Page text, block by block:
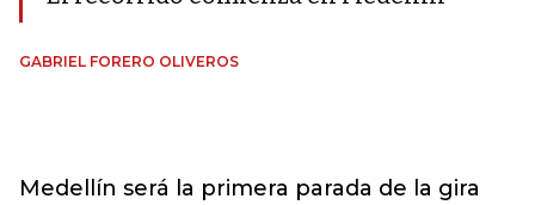
GABRIEL FORERO OLIVEROS
Medellín será la primera parada de la gira